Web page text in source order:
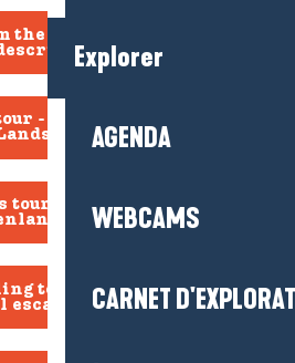
Explorer
AGENDA
WEBCAMS
CARNET
the river Mès to the
- Vom Bach Mès
...
tour - Van Mès tot aan
topoguide
escape_File n7...